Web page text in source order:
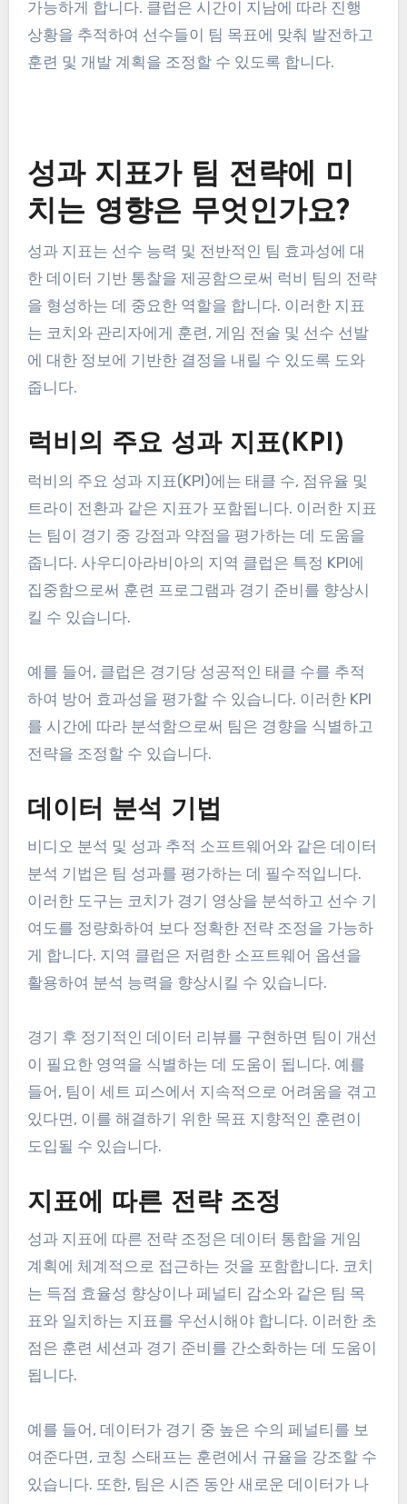
할 수 있어 더 많은 득점 기회를 창출할 수 있습니다.
정보에 기반한 선수 영입 및 개
결정을 내릴 수 있으며, 이는 전술적 요구에 맞는 선
수를 선택하는 데 도움이 됩니다. 잠재적 영입자의
지표를 분석함으로써 클럽은 팀 성과를 향상시킬 수
있는 기술을 가진 선수를 식별할 수 있습니다.
또한, 선수 지표의 지속적인 평가는 지속적인 개발을
가능하게 합니다. 클럽은 시간이 지남에 따라 진행
상황을 추적하여 선수들이 팀 목표에 맞춰 발전하고
훈련 및 개발 계획을 조정할 수 있도록 합니다.
성과 지표가 팀 전략에 미
치는 영향은 무엇인가요?
성과 지표는 선수 능력 및 전반적인 팀 효과성에 대
한 데이터 기반 통찰을 제공함으로써 럭비 팀의 전략
을 형성하는 데 중요한 역할을 합니다. 이러한 지표
에 대한 정보에 기반한 결정을 내릴 수 있도록 도와
줍니다.
럭비의 주요 성과 지표(KPI)
럭비의 주요 성과 지표(KPI)에는 태클 수, 점유율 및
트라이 전환과 같은 지표가 포함됩니다. 이러한 지표
는 팀이 경기 중 강점과 약점을 평가하는 데 도움을
줍니다. 사우디아라비아의 지역 클럽은 특정 KPI에
집중함으로써 훈련 프로그램과 경기 준비를 향상시
킬 수 있습니다.
예를 들어, 클럽은 경기당 성공적인 태클 수를 추적
를 시간에 따라 분석함으로써 팀은 경향을 식별하고
전략을 조정할 수 있습니다.
데이터 분석 기법
분석 기법은 팀 성과를 평가하는 데 필수적입니다.
이러한 도구는 코치가 경기 영상을 분석하고 선수 기
여도를 정량화하여 보다 정확한 전략 조정을 가능하
게 합니다. 지역 클럽은 저렴한 소프트웨어 옵션을
활용하여 분석 능력을 향상시킬 수 있습니다.
경기 후 정기적인 데이터 리뷰를 구현하면 팀이 개선
이 필요한 영역을 식별하는 데 도움이 됩니다. 예를
있다면, 이를 해결하기 위한 목표 지향적인 훈련이
도입될 수 있습니다.